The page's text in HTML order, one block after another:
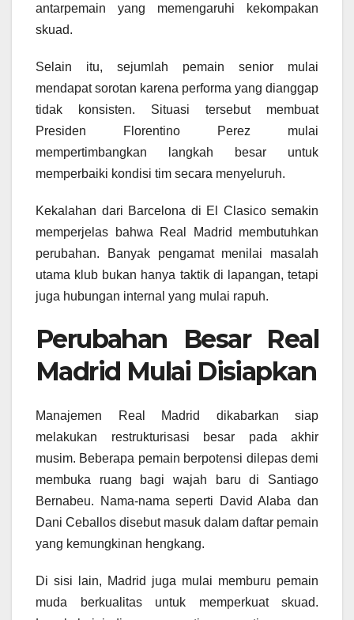
antarpemain yang memengaruhi kekompakan
skuad.
Selain itu, sejumlah pemain senior mulai
mendapat sorotan karena performa yang dianggap
tidak konsisten. Situasi tersebut membuat
Presiden Florentino Perez mulai
mempertimbangkan langkah besar untuk
memperbaiki kondisi tim secara menyeluruh.
Kekalahan dari Barcelona di El Clasico semakin
memperjelas bahwa Real Madrid membutuhkan
perubahan. Banyak pengamat menilai masalah
utama klub bukan hanya taktik di lapangan, tetapi
juga hubungan internal yang mulai rapuh.
Perubahan Besar Real
Madrid Mulai Disiapkan
Manajemen Real Madrid dikabarkan siap
melakukan restrukturisasi besar pada akhir
musim. Beberapa pemain berpotensi dilepas demi
membuka ruang bagi wajah baru di Santiago
Bernabeu. Nama-nama seperti David Alaba dan
Dani Ceballos disebut masuk dalam daftar pemain
yang kemungkinan hengkang.
Di sisi lain, Madrid juga mulai memburu pemain
muda berkualitas untuk memperkuat skuad.